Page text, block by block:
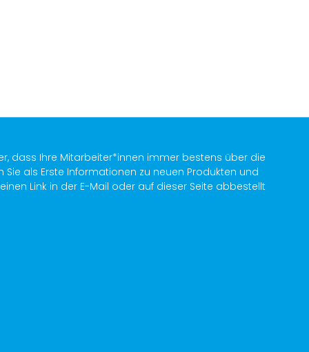
dass Ihre Mitarbeiter*innen immer bestens über die
als Erste Informationen zu neuen Produkten und
Link in der E-Mail oder auf dieser Seite abbestellt